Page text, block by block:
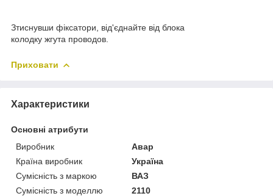
Зтиснувши фіксатори, від'єднайте від блока
колодку жгута проводов.
Приховати
Характеристики
Основні атрибути
Виробник
Авар
Країна виробник
Україна
Сумісність з маркою
ВАЗ
Сумісність з моделлю
2110